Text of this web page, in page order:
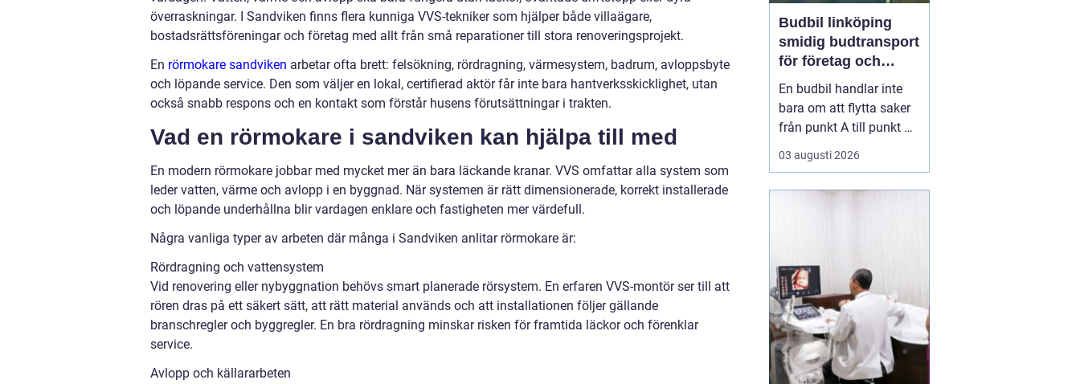
överraskningar. I Sandviken finns flera kunniga VVS-tekniker som hjälper både villaägare,
bostadsrättsföreningar och företag med allt från små reparationer till stora renoveringsprojekt.
En rörmokare sandviken arbetar ofta brett: felsökning, rördragning, värmesystem, badrum, avloppsbyte
och löpande service. Den som väljer en lokal, certifierad aktör får inte bara hantverksskicklighet, utan
också snabb respons och en kontakt som förstår husens förutsättningar i trakten.
Vad en rörmokare i sandviken kan hjälpa till med
En modern rörmokare jobbar med mycket mer än bara läckande kranar. VVS omfattar alla system som
leder vatten, värme och avlopp i en byggnad. När systemen är rätt dimensionerade, korrekt installerade
och löpande underhållna blir vardagen enklare och fastigheten mer värdefull.
Några vanliga typer av arbeten där många i Sandviken anlitar rörmokare är:
Rördragning och vattensystem
Vid renovering eller nybyggnation behövs smart planerade rörsystem. En erfaren VVS-montör ser till att
rören dras på ett säkert sätt, att rätt material används och att installationen följer gällande
branschregler och byggregler. En bra rördragning minskar risken för framtida läckor och förenklar
service.
Avlopp och källararbeten
Budbil linköping
smidig budtransport
för företag och
privatpersoner
En budbil handlar inte
bara om att flytta saker
från punkt A till punkt B.
För många företag i
Linköping är den en
från akuta hämtningar
till tunga lyft som inte
få...
03 augusti 2026